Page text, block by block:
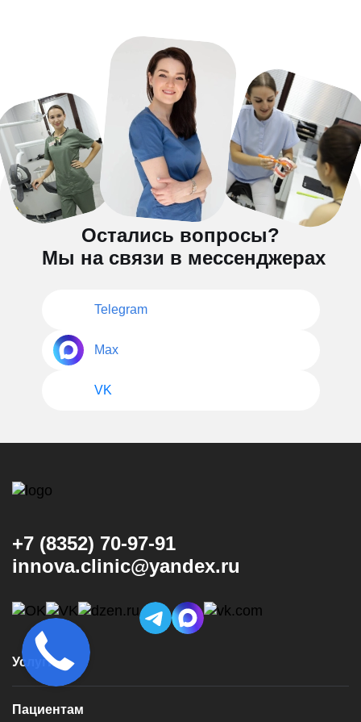
Остались вопросы?
Мы на связи в мессенджерах
Telegram
Max
VK
+7 (8352) 70-97-91
innova.clinic@yandex.ru
Услуги
Консультация и диагностика
Пациентам